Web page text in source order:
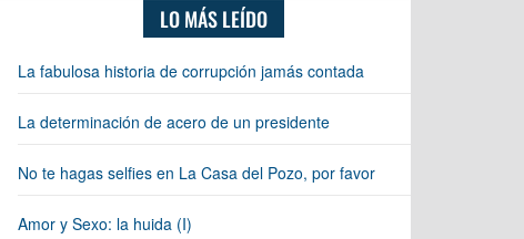
LO MÁS LEÍDO
La fabulosa historia de corrupción jamás contada
La determinación de acero de un presidente
No te hagas selfies en La Casa del Pozo, por favor
Amor y Sexo: la huida (I)